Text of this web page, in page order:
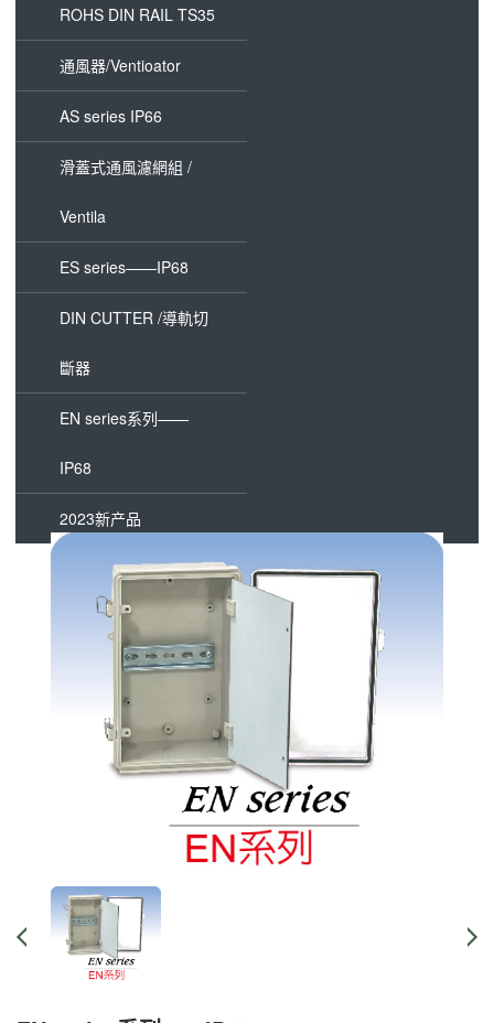
ROHS DIN RAIL TS35
通風器/Ventioator
AS series IP66
滑蓋式通風濾網組 /
Ventila
ES series——IP68
DIN CUTTER /導軌切
斷器
EN series系列——
IP68
2023新产品